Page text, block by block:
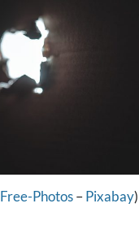
Free-Photos–Pixabay)